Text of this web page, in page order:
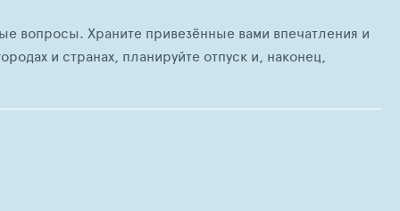
вопросы. Храните привезённые вами впечатления и
и странах, планируйте отпуск и, наконец,